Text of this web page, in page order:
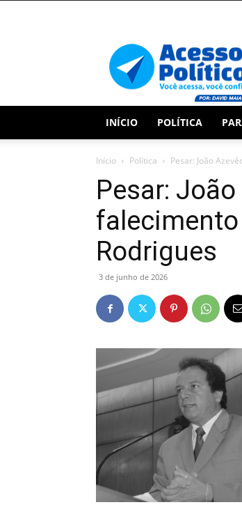
INÍCIO POLÍTICA
Início Política Pesar: João
Pesar:
falecimento
Rodrigues
3 de junho de 2026